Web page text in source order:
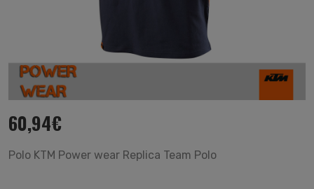
60,94€
Polo KTM Power wear Replica Team Polo